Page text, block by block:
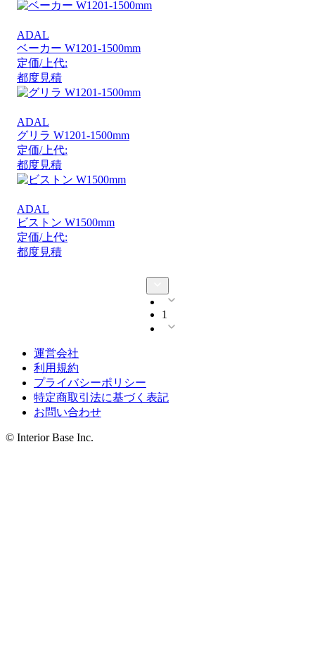
ADAL
ベーカー W1201-1500mm
定価/上代:
都度見積
ADAL
グリラ W1201-1500mm
定価/上代:
都度見積
ADAL
ビストン W1500mm
定価/上代:
都度見積
1
運営会社
利用規約
プライバシーポリシー
特定商取引法に基づく表記
お問い合わせ
© Interior Base Inc.